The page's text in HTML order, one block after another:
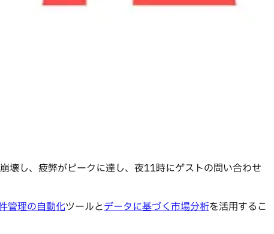
壊し、疲弊がピークに達し、夜11時にゲストの問い合わせ
管理の自動化ツールとデータに基づく市場分析を活用するこ